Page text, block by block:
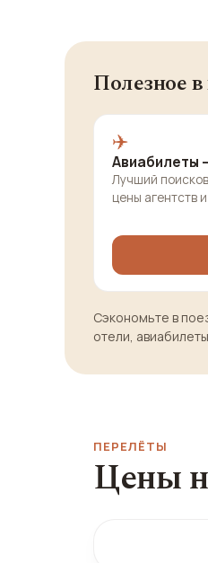
Полезное в
✈️
Авиабилеты
Лучший
цены агентств
Сэкономьте в
отели,
ПЕРЕЛЁТЫ
Цены